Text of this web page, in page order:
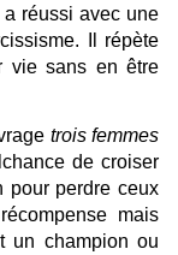
a réussi avec une
Il répète
vie sans en être
trois femmes
de croiser
pour perdre ceux
mais
un champion ou